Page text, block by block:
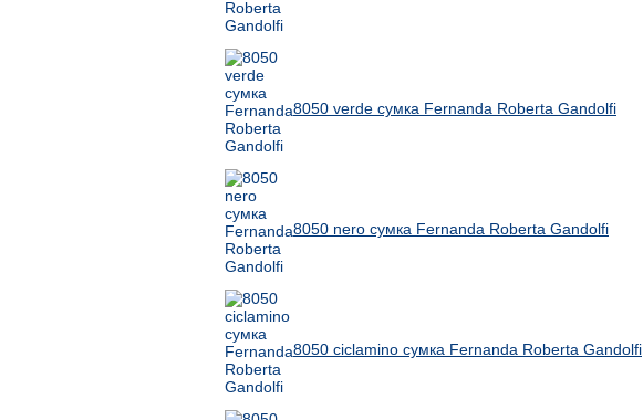
8050 verde сумка Fernanda Roberta Gandolfi
8050 nero сумка Fernanda Roberta Gandolfi
8050 ciclamino сумка Fernanda Roberta Gandolfi